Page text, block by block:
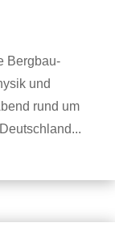
Bergbau-
und
rund um